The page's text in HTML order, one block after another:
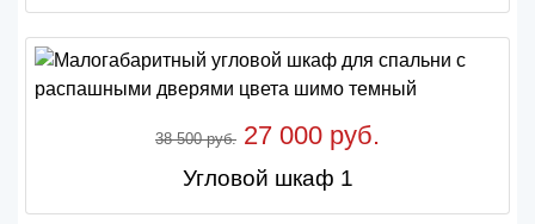
38 500 руб. 27 000 руб.
Угловой шкаф 1